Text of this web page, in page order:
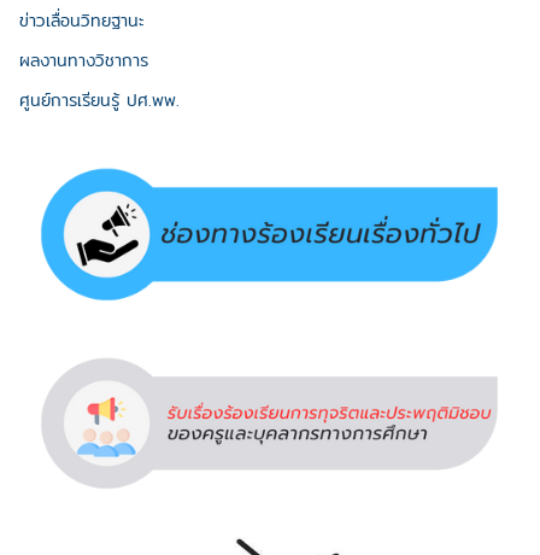
ข่าวเลื่อนวิทยฐานะ
ผลงานทางวิชาการ
ศูนย์การเรียนรู้ ปศ.พพ.